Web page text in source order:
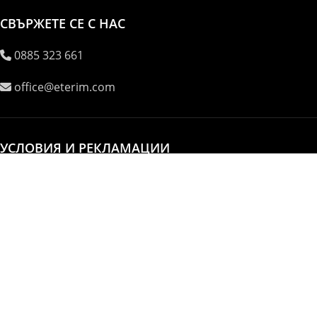
СВЪРЖЕТЕ СЕ С НАС
0885 323 661
office@eterim.com
УСЛОВИЯ И РЕКЛАМАЦИИ